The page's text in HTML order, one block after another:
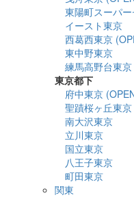
東陽町スーパ
イースト東京
西葛西東京
東中野東京
練馬高野台東京
東京都下
府中東京
聖蹟桜ヶ丘東京
南大沢東京
立川東京
国立東京
八王子東京
町田東京
関東